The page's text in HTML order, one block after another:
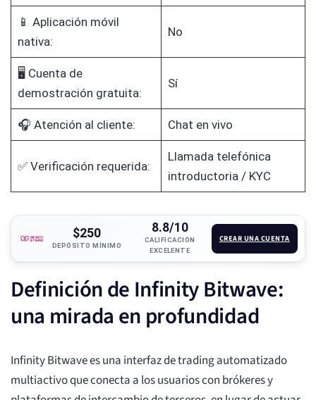
📱 Aplicación móvil
nativa:
No
🖥️ Cuenta de
demostración gratuita:
Sí
🎧 Atención al cliente: Chat en vivo
✅ Verificación requerida:
Llamada telefónica
introductoria / KYC
$250
DEPÓSITO MÍNIMO
8.8/10
CALIFICACIÓN
EXCELENTE
CREAR UNA CUENTA
Definición de Infinity Bitwave:
una mirada en profundidad
Infinity Bitwave es una interfaz de trading automatizado
multiactivo que conecta a los usuarios con brókeres y